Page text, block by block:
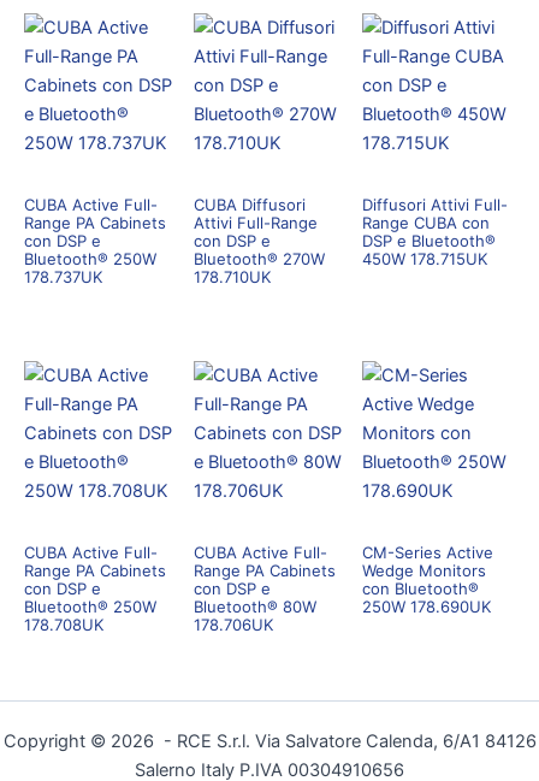
CUBA Active Full-
Range PA Cabinets
con DSP e
Bluetooth® 250W
178.737UK
CUBA Diffusori
Attivi Full-Range
con DSP e
Bluetooth® 270W
178.710UK
Diffusori Attivi Full-
Range CUBA con
DSP e Bluetooth®
450W 178.715UK
CUBA Active Full-
Range PA Cabinets
con DSP e
Bluetooth® 250W
178.708UK
CUBA Active Full-
Range PA Cabinets
con DSP e
Bluetooth® 80W
178.706UK
CM-Series Active
Wedge Monitors
con Bluetooth®
250W 178.690UK
Copyright © 2026 - RCE S.r.l. Via Salvatore Calenda, 6/A1 84126
Salerno Italy P.IVA 00304910656